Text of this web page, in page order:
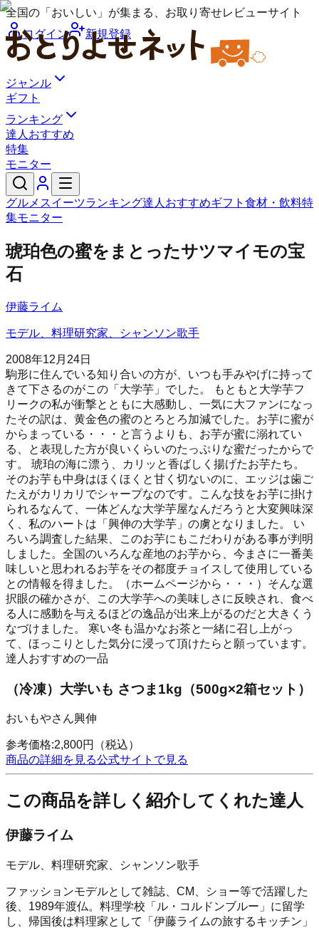
全国の「おいしい」が集まる、お取り寄せレビューサイト
ログイン
新規登録
ジャンル
ギフト
ランキング
達人おすすめ
特集
モニター
グルメ スイーツランキング達人おすすめギフト 食材・飲料特
集モニター
琥珀色の蜜をまとったサツマイモの宝
石
伊藤ライム
モデル、料理研究家、シャンソン歌手
2008年12月24日
駒形に住んでいる知り合いの方が、いつも手みやげに持って
きて下さるのがこの「大学芋」でした。 もともと大学芋フ
リークの私が衝撃とともに大感動し、一気に大ファンになっ
たその訳は、黄金色の蜜のとろとろ加減でした。お芋に蜜が
からまっている・・・と言うよりも、お芋が蜜に溺れてい
る、と表現した方が良いくらいのたっぷりな蜜だったからで
す。 琥珀の海に漂う、カリッと香ばしく揚げたお芋たち。
そのお芋も中身はほくほくと甘く切ないのに、エッジは歯ご
たえがカリカリでシャープなのです。こんな技をお芋に掛け
られるなんて、一体どんな大学芋屋なんだろうと大変興味深
く、私のハートは「興伸の大学芋」の虜となりました。 い
ろいろ調査した結果、このお芋にもこだわりがある事が判明
しました。全国のいろんな産地のお芋から、今まさに一番美
味しいと思われるお芋をその都度チョイスして使用している
との情報を得ました。（ホームページから・・・）そんな選
択眼の確かさが、この大学芋への美味しさに反映され、食べ
る人に感動を与えるほどの逸品が出来上がるのだと大きくう
なづけました。 寒い冬も温かなお茶と一緒に召し上がっ
て、ほっこりとした気分に浸って頂けたらと願っています。
達人おすすめの一品
（冷凍）大学いも さつま1kg（500g×2箱セット）
おいもやさん興伸
参考価格:2,800円
（税込）
商品の詳細を見る公式サイトで見る
この商品を詳しく紹介してくれた達人
伊藤ライム
モデル、料理研究家、シャンソン歌手
ファッションモデルとして雑誌、CM、ショー等で活躍した
後、1989年渡仏。料理学校「ル・コルドンブルー」に留学
し、帰国後は料理家として「伊藤ライムの旅するキッチン」